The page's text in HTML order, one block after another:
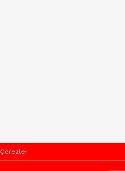
Çerezler